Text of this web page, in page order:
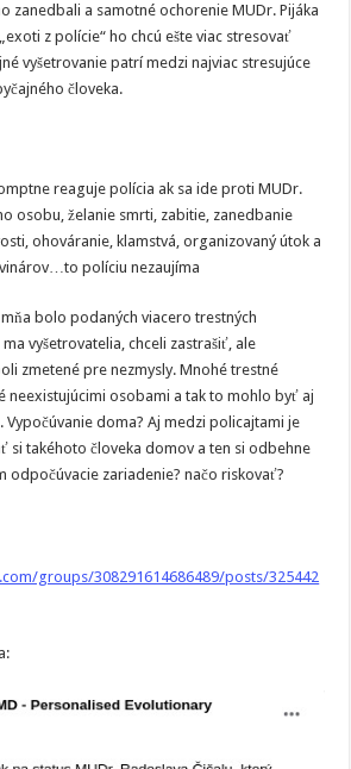
zanedbali a samotné ochorenie MUDr. Pijáka
z polície“ ho chcú ešte viac stresovať
vyšetrovanie patrí medzi najviac stresujúce
človeka.
reaguje polícia ak sa ide proti MUDr.
osobu, želanie smrti, zabitie, zanedbanie
ohováranie, klamstvá, organizovaný útok a
políciu nezaujíma
bolo podaných viacero trestných
vyšetrovatelia, chceli zastrašiť, ale
zmetené pre nezmysly. Mnohé trestné
neexistujúcimi osobami a tak to mohlo byť aj
Vypočúvanie doma? Aj medzi policajtami je
si takéhoto človeka domov a ten si odbehne
odpočúvacie zariadenie? načo riskovať?
groups/308291614686489/posts/325442